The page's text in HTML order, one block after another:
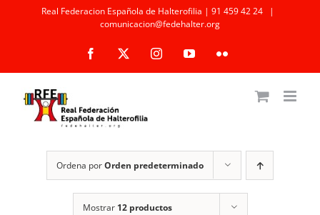
Real Federacion Española de Halterofilia | 91 459 42 24
|
comunicacion@fedehalter.org
Facebook InstagramYouTubeFlickr
Ordena porOrden predeterminado
Mostrar 12 productos